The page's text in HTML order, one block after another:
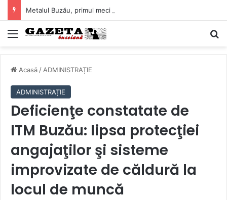
Mediu
Acasă / ADMINISTRAȚIE
ADMINISTRAȚIE
Deficienţe constatate de
ITM Buzău: lipsa protecţiei
angajaţilor şi sisteme
improvizate de căldură la
locul de muncă